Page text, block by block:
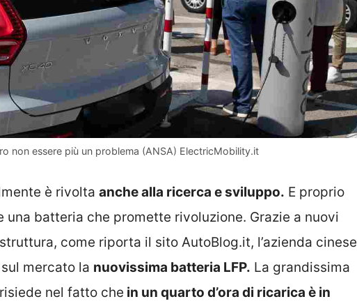
non essere più un problema (ANSA) ElectricMobility.it
è rivolta anche alla ricerca e sviluppo. E proprio
una batteria che promette rivoluzione. Grazie a nuovi
come riporta il sito AutoBlog.it, l’azienda cinese
mercato la nuovissima batteria LFP. La grandissima
nel fatto che in un quarto d’ora di ricarica è in